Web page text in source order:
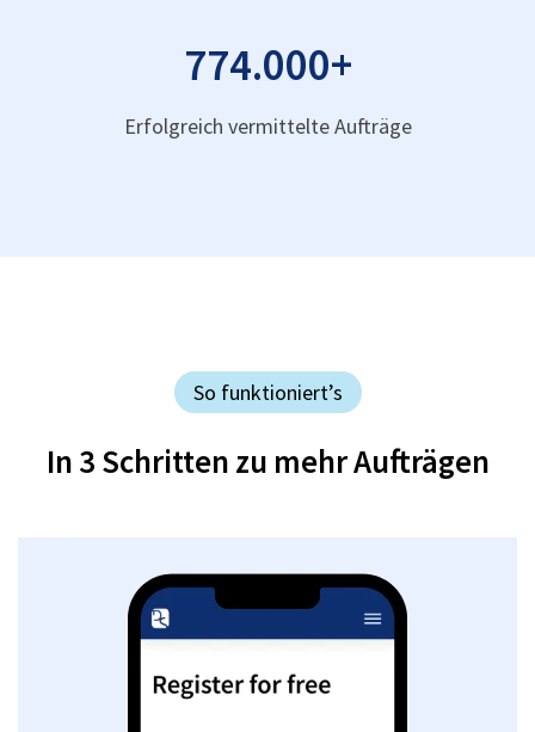
774.000+
Erfolgreich vermittelte Aufträge
So funktioniert’s
In 3 Schritten zu mehr Aufträgen